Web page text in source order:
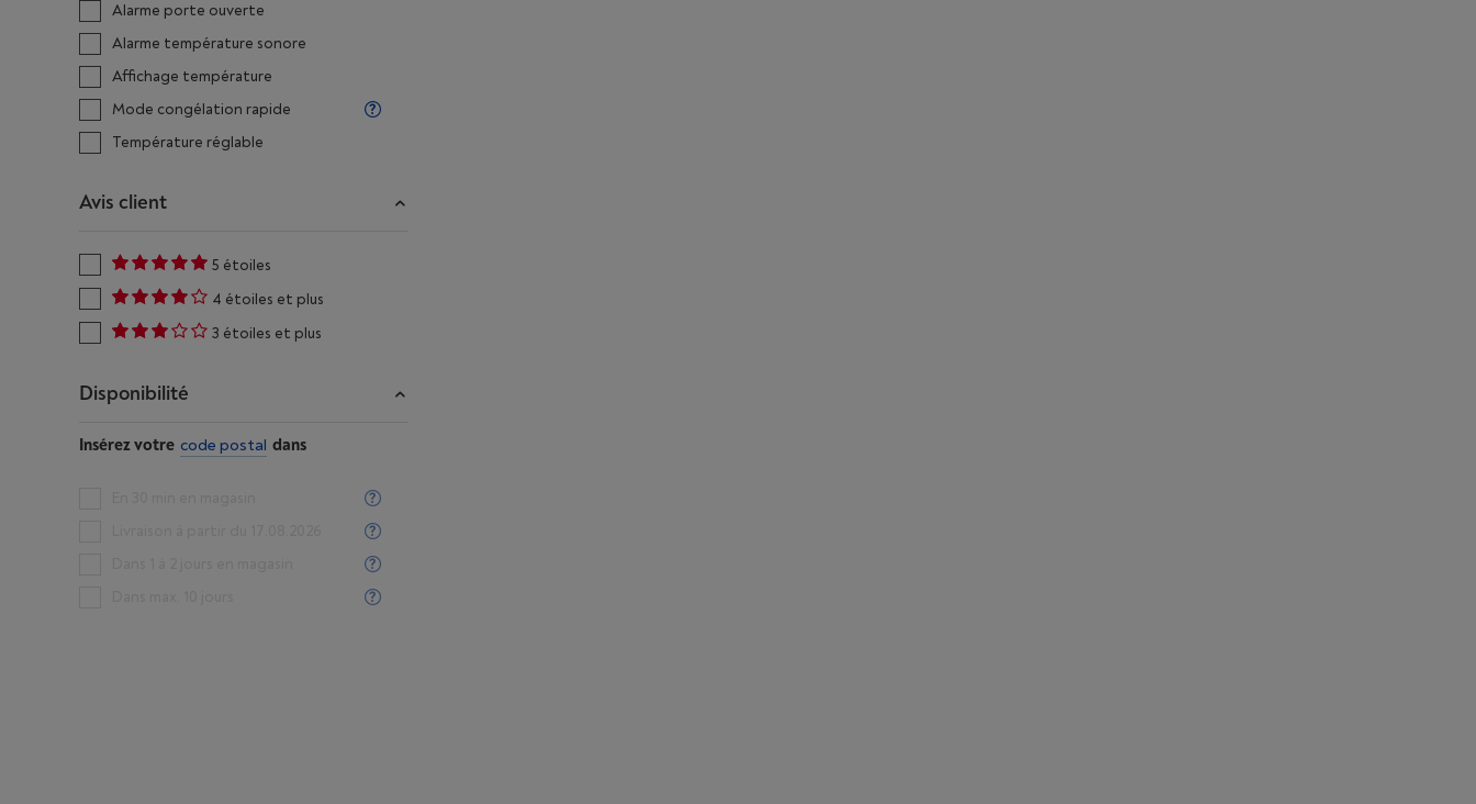
Alarme porte ouverte
Alarme température sonore
Affichage température
Mode congélation rapide
Température réglable
Avis client
5 étoiles
4 étoiles et plus
3 étoiles et plus
Disponibilité
Insérez votre code postal dans